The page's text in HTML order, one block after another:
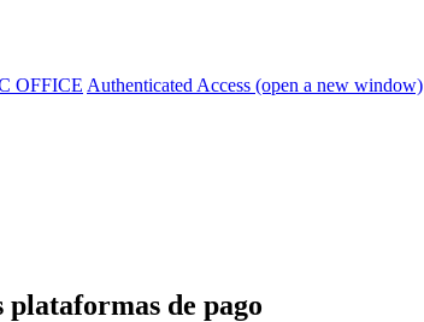
OFFICE Authenticated Access (open a new window)
de pago